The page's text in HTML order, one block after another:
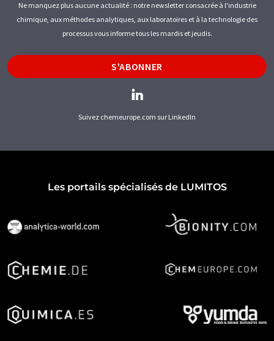
Ne manquez plus aucune actualité : notre newsletter consacrée à l'industrie
chimique, aux méthodes analytiques, aux laboratoires et à la technologie des
processus vous informe tous les mardis et jeudis.
S'ABONNER
Suivez chemeurope.com sur LinkedIn
Les portails spécialisés de LUMITOS